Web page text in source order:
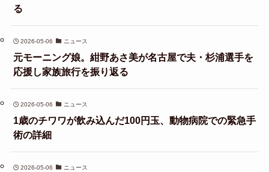
る
2026-05-06 ニュース
元モーニング娘。紺野あさ美が名古屋で夫・杉浦選手を
応援し家族旅行を振り返る
2026-05-06 ニュース
1歳のチワワが飲み込んだ100円玉、動物病院での緊急手
術の詳細
2026-05-06 ニュース